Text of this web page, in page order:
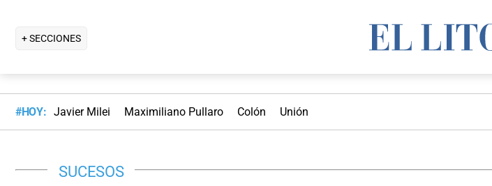
+ SECCIONES
#HOY: Javier Milei Maximiliano Pullaro Colón Unión
SUCESOS